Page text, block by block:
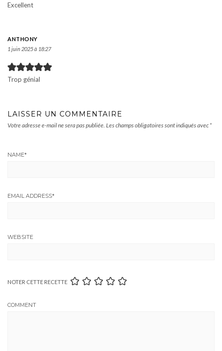
Excellent
ANTHONY
1 juin 2025 à 18:27
Trop génial
LAISSER UN COMMENTAIRE
Votre adresse e-mail ne sera pas publiée. Les champs obligatoires sont indiqués avec *
NAME*
EMAIL ADDRESS*
WEBSITE
NOTER CETTE RECETTE
COMMENT